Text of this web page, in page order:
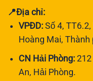
📍Địa chỉ:
VPĐD: Số 4,
Hoàng Mai,
CN Hải Phòng:
An, Hải Phòng.